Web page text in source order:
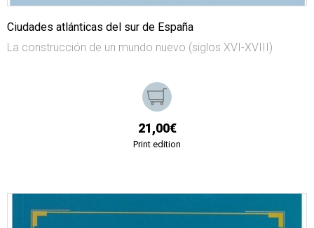
Ciudades atlánticas del sur de España
La construcción de un mundo nuevo (siglos XVI-XVIII)
21,00€
Print edition